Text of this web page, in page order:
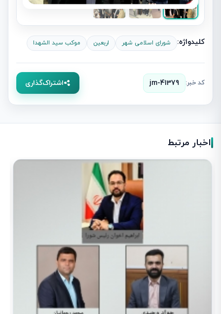
کلیدواژه: شورای اسلامی شهر اربعین موکب سید الشهدا
کد خبر: jm-41379 اشتراک‌گذاری
اخبار مرتبط